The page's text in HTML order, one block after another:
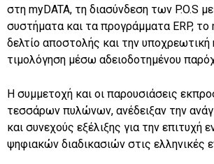
στη myDATA, τη διασύνδεση των P.O.S
συστήματα και τα προγράμματα ERP, το
δελτίο αποστολής και την υποχρεωτική
τιμολόγηση μέσω αδειοδοτημένου
Η συμμετοχή και οι παρουσιάσεις
τεσσάρων πυλώνων, ανέδειξαν την
και συνεχούς εξέλιξης για την
ψηφιακών διαδικασιών στις ελληνικές